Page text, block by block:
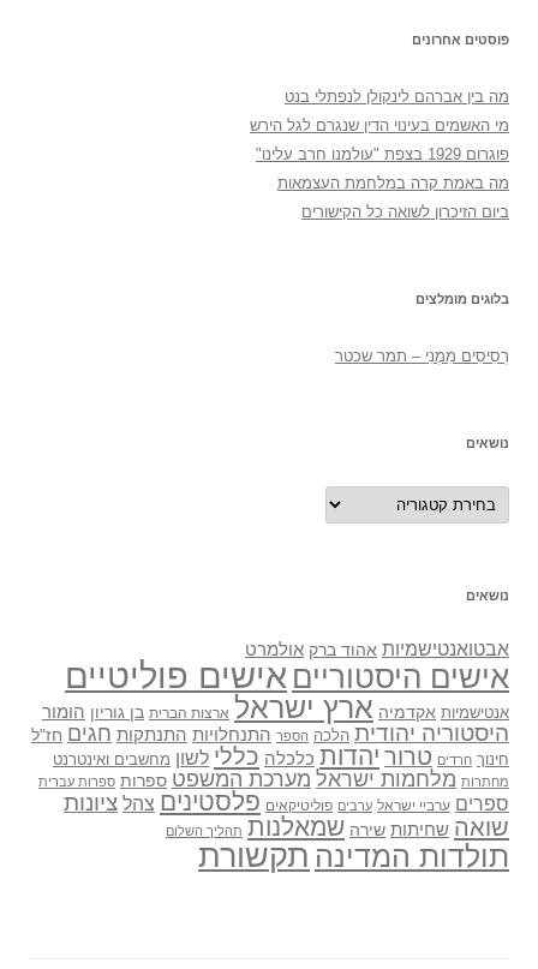
פוסטים אחרונים
מה בין אברהם לינקולן לנפתלי בנט
מי האשמים בעינוי הדין שנגרם לגל הירש
פוגרום 1929 בצפת "עולמנו חרב עלינו"
מה באמת קרה במלחמת העצמאות
ביום הזיכרון לשואה כל הקישורים
בלוגים מומלצים
רְסִיסִים מִמֶנִי – תמר שכטר
נושאים
נושאים
נושאים
אבטואנטישמיות אהוד ברק אולמרט
אישים היסטוריים אישים פוליטיים
אנטישמיות אקדמיה ארץ ישראל ארצות הברית בן גוריון הומור
היסטוריה יהודית הלכה הספר התנחלויות התנתקות חגים חז"ל
חינוך חרדים טרור יהדות כלכלה כללי לשון מחשבים ואינטרנט
מחתרות מלחמות ישראל מערכת המשפט ספרות ספרות עברית
ספרים ערביי ישראל ערבים פוליטיקאים פלסטינים צהל ציונות
שואה שחיתות שירה שמאלנות תהליך השלום
תולדות המדינה תקשורת